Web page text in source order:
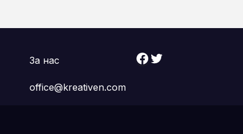
За нас
office@kreativen.com
Facebook Twitter